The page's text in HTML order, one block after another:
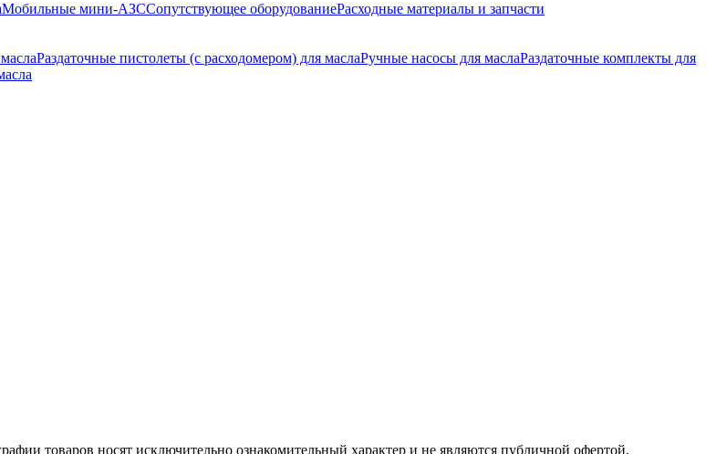
Мобильные мини-АЗССопутствующее оборудованиеРасходные материалы и запчасти
Раздаточные пистолеты (с расходомером) для маслаРучные насосы для маслаРаздаточные комплекты для
товаров носят исключительно ознакомительный характер и не являются публичной офертой,